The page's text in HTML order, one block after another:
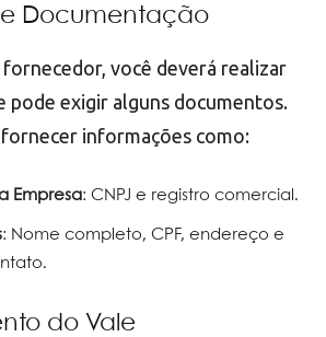
Documentação
você deverá realizar
pode exigir alguns documentos.
informações como:
Empresa: CNPJ e registro comercial.
: Nome completo, CPF, endereço e
do Vale